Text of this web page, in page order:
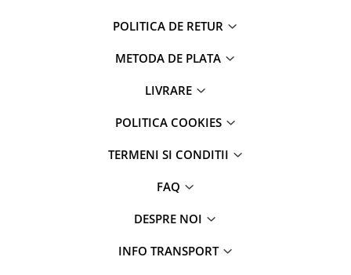
POLITICA DE RETUR
METODA DE PLATA
LIVRARE
POLITICA COOKIES
TERMENI SI CONDITII
FAQ
DESPRE NOI
INFO TRANSPORT